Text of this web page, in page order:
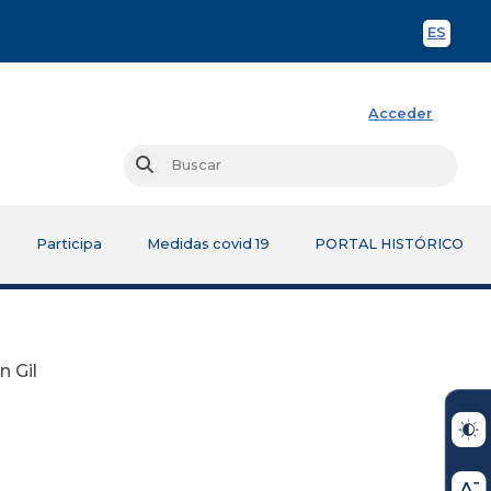
ES
Acceder
Buscar
Participa Medidas covid 19 PORTAL HISTÓRICO
Gil